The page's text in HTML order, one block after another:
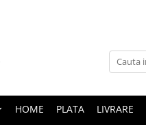
HOME PLATA LIVRARE